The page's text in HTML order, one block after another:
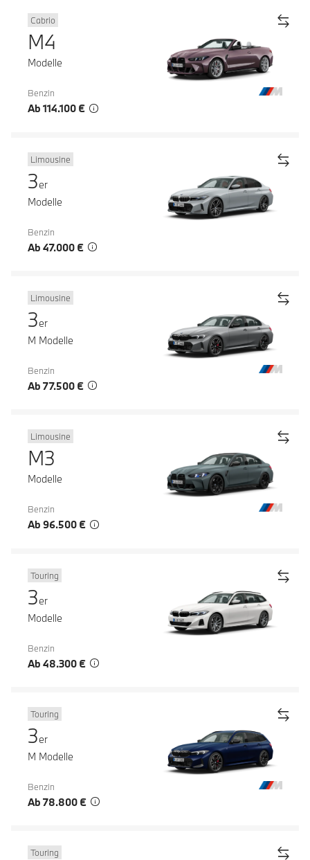
Cabrio
M4
Modelle
Benzin
Ab 114.100 €
Limousine
3er
Modelle
Benzin
Ab 47.000 €
Limousine
3er
M Modelle
Benzin
Ab 77.500 €
Limousine
M3
Modelle
Benzin
Ab 96.500 €
Touring
3er
Modelle
Benzin
Ab 48.300 €
Touring
3er
M Modelle
Benzin
Ab 78.800 €
Touring